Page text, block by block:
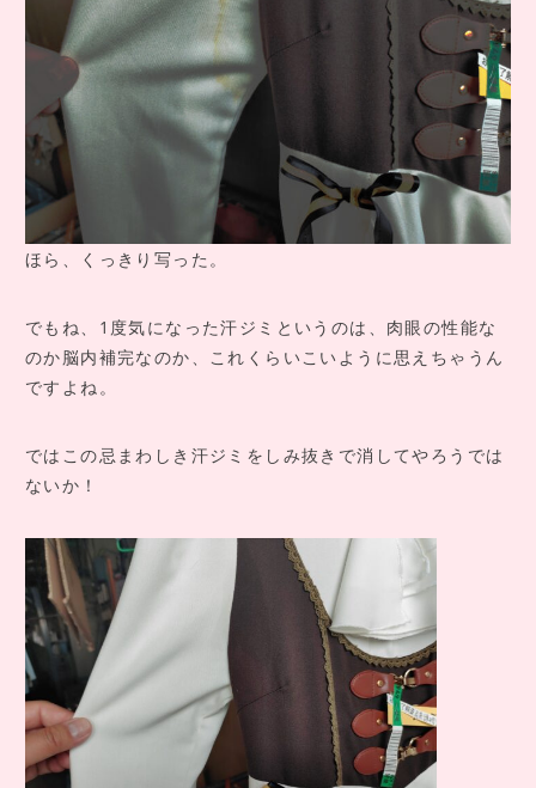
ほら、くっきり写った。
でもね、1度気になった汗ジミというのは、肉眼の性能な
のか脳内補完なのか、これくらいこいように思えちゃうん
ですよね。
ではこの忌まわしき汗ジミをしみ抜きで消してやろうでは
ないか！